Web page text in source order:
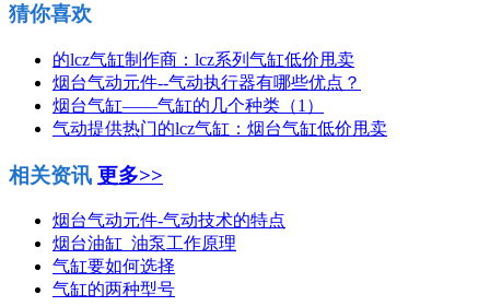
猜你喜欢
的lcz气缸制作商：lcz系列气缸低价甩卖
烟台气动元件--气动执行器有哪些优点？
烟台气缸——气缸的几个种类（1）
气动提供热门的lcz气缸：烟台气缸低价甩卖
相关资讯 更多>>
烟台气动元件-气动技术的特点
烟台油缸_油泵工作原理
气缸要如何选择
气缸的两种型号